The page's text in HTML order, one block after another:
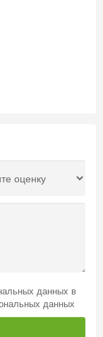
данных в
данных